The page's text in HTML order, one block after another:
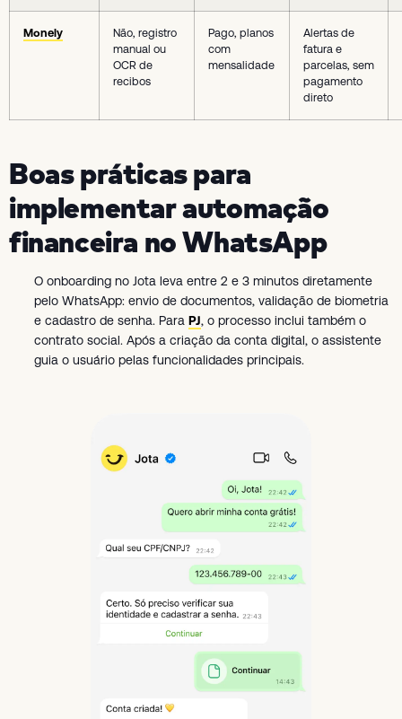
Monely
Não, registro
manual ou
OCR de
recibos
Pago, planos
com
mensalidade
Alertas de
fatura e
parcelas, sem
pagamento
direto
Boas práticas para
implementar automação
financeira no WhatsApp
O onboarding no Jota leva entre 2 e 3 minutos diretamente
pelo WhatsApp: envio de documentos, validação de biometria
e cadastro de senha. Para PJ, o processo inclui também o
contrato social. Após a criação da conta digital, o assistente
guia o usuário pelas funcionalidades principais.